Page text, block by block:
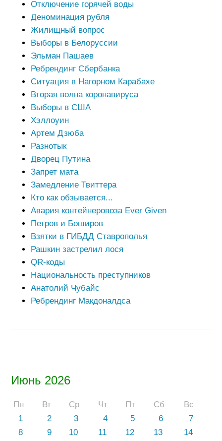
Июнь 2026
Пн Вт Ср Чт Пт Сб
Вс
1
2 3 4 5 6
7
8
9 10 11 12 13
14
Отключение горячей воды
Деноминация рубля
Жилищный вопрос
Выборы в Белоруссии
Эльман Пашаев
Ребрендинг Сбербанка
Ситуация в Нагорном Карабахе
Вторая волна коронавируса
Выборы в США
Хэллоуин
Артем Дзюба
Разнотык
Дворец Путина
Запрет мата
Замедление Твиттера
Кто как обзывается...
Авария контейнеровоза Ever Given
Петров и Боширов
Взятки в ГИБДД Ставрополья
Рашкин застрелил лося
QR-коды
Национальность преступников
Анатолий Чубайс
Ребрендинг Макдоналдса